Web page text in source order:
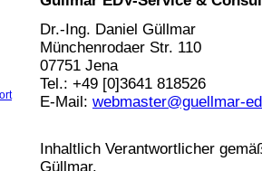
Dr.-Ing. Daniel Güllmar
Münchenrodaer Str. 110
07751 Jena
Tel.: +49 [0]3641 818526
E-Mail: webmaster@guellmar-
Inhaltlich Verantwortlicher
Güllmar.